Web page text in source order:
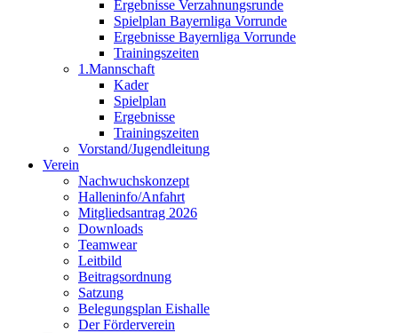
Ergebnisse Verzahnungsrunde
Spielplan Bayernliga Vorrunde
Ergebnisse Bayernliga Vorrunde
Trainingszeiten
1.Mannschaft
Kader
Spielplan
Ergebnisse
Trainingszeiten
Vorstand/Jugendleitung
Verein
Nachwuchskonzept
Halleninfo/Anfahrt
Mitgliedsantrag 2026
Downloads
Teamwear
Leitbild
Beitragsordnung
Satzung
Belegungsplan Eishalle
Der Förderverein